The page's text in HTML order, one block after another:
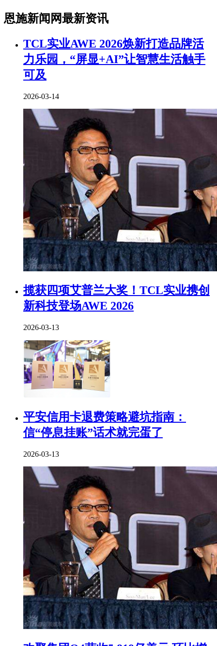
恩施新闻网最新资讯
TCL实业AWE 2026焕新打造品牌活
力乐园，“屏显+AI”让智慧生活触手
可及
2026-03-14
揽获四项艾普兰大奖！TCL实业携创
新科技登场AWE 2026
2026-03-13
平安信用卡退费策略避坑指南：
信“停息挂账”话术就完蛋了
2026-03-13